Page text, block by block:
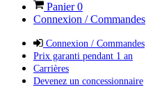
Panier0
Connexion / Commandes
Connexion / Commandes
Prix garanti pendant 1 an
Carrières
Devenez un concessionnaire